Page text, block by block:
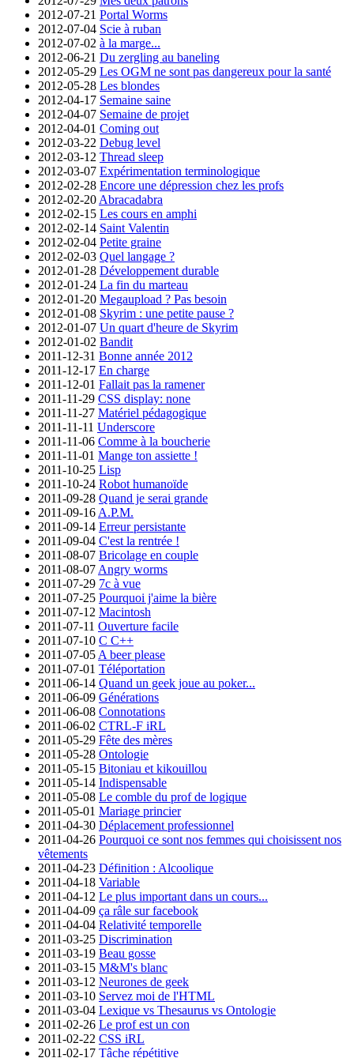
2012-07-21 Portal Worms
2012-07-04 Scie à ruban
2012-07-02 à la marge...
2012-06-21 Du zergling au baneling
2012-05-29 Les OGM ne sont pas dangereux pour la santé
2012-05-28 Les blondes
2012-04-17 Semaine saine
2012-04-07 Semaine de projet
2012-04-01 Coming out
2012-03-22 Debug level
2012-03-12 Thread sleep
2012-03-07 Expérimentation terminologique
2012-02-28 Encore une dépression chez les profs
2012-02-20 Abracadabra
2012-02-15 Les cours en amphi
2012-02-14 Saint Valentin
2012-02-04 Petite graine
2012-02-03 Quel langage ?
2012-01-28 Développement durable
2012-01-24 La fin du marteau
2012-01-20 Megaupload ? Pas besoin
2012-01-08 Skyrim : une petite pause ?
2012-01-07 Un quart d'heure de Skyrim
2012-01-02 Bandit
2011-12-31 Bonne année 2012
2011-12-17 En charge
2011-12-01 Fallait pas la ramener
2011-11-29 CSS display: none
2011-11-27 Matériel pédagogique
2011-11-11 Underscore
2011-11-06 Comme à la boucherie
2011-11-01 Mange ton assiette !
2011-10-25 Lisp
2011-10-24 Robot humanoïde
2011-09-28 Quand je serai grande
2011-09-16 A.P.M.
2011-09-14 Erreur persistante
2011-09-04 C'est la rentrée !
2011-08-07 Bricolage en couple
2011-08-07 Angry worms
2011-07-29 7c à vue
2011-07-25 Pourquoi j'aime la bière
2011-07-12 Macintosh
2011-07-11 Ouverture facile
2011-07-10 C C++
2011-07-05 A beer please
2011-07-01 Téléportation
2011-06-14 Quand un geek joue au poker...
2011-06-09 Générations
2011-06-08 Connotations
2011-06-02 CTRL-F iRL
2011-05-29 Fête des mères
2011-05-28 Ontologie
2011-05-15 Bitoniau et kikouillou
2011-05-14 Indispensable
2011-05-08 Le comble du prof de logique
2011-05-01 Mariage princier
2011-04-30 Déplacement professionnel
2011-04-26 Pourquoi ce sont nos femmes qui choisissent nos
vêtements
2011-04-23 Définition : Alcoolique
2011-04-18 Variable
2011-04-12 Le plus important dans un cours...
2011-04-09 ça râle sur facebook
2011-04-04 Relativité temporelle
2011-03-25 Discrimination
2011-03-19 Beau gosse
2011-03-15 M&M's blanc
2011-03-12 Neurones de geek
2011-03-10 Servez moi de l'HTML
2011-03-04 Lexique vs Thesaurus vs Ontologie
2011-02-26 Le prof est un con
2011-02-22 CSS iRL
2011-02-17 Tâche répétitive